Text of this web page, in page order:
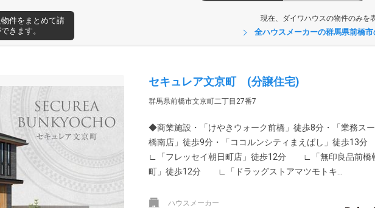
件をまとめて請
きます。
現在、ダイワハウスの物件のみを
全ハウスメーカーの群馬県前橋
セキュレア文京町 (分譲住宅)
群馬県前橋市文京町二丁目27番7
◆商業施設・「けやきウォーク前橋」徒歩8分・「業務ス
橋南店」徒歩9分・「ココルンシティまえばし」徒歩13
∟「フレッセイ朝日町店」徒歩12分 ∟「無印良品前橋
町」徒歩12分 ∟「ドラッグストアマツモトキ...
ハウスメーカー